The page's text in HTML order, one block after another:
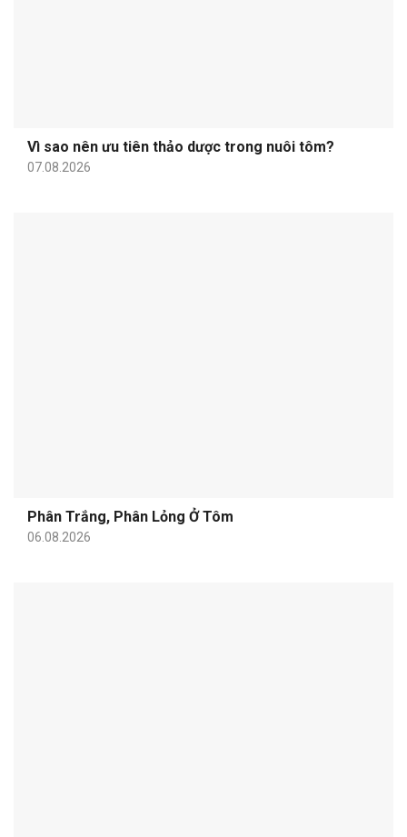
Vì sao nên ưu tiên thảo dược trong nuôi tôm?
07.08.2026
Phân Trắng, Phân Lỏng Ở Tôm
06.08.2026